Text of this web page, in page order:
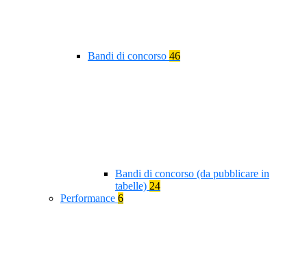
Bandi di concorso 46
Bandi di concorso (da pubblicare in
tabelle) 24
Performance 6